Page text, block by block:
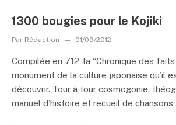
1300 bougies pour le Kojiki
Par Rédaction 01/09/2012
Compilée en 712, la “Chronique des
monument de la culture japonaise qu’il
découvrir. Tour à tour cosmogonie,
manuel d’histoire et recueil de